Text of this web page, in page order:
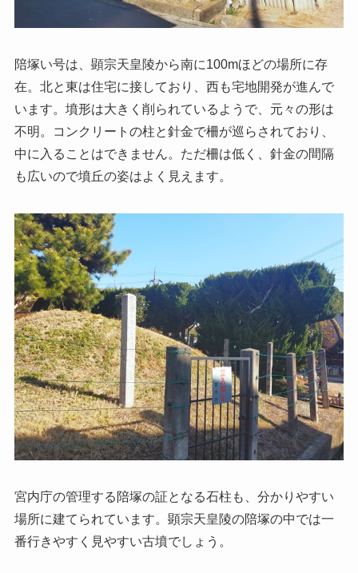
陪塚い号は、顕宗天皇陵から南に100mほどの場所に存
在。北と東は住宅に接しており、西も宅地開発が進んで
います。墳形は大きく削られているようで、元々の形は
不明。コンクリートの柱と針金で柵が巡らされており、
中に入ることはできません。ただ柵は低く、針金の間隔
も広いので墳丘の姿はよく見えます。
宮内庁の管理する陪塚の証となる石柱も、分かりやすい
場所に建てられています。顕宗天皇陵の陪塚の中では一
番行きやすく見やすい古墳でしょう。